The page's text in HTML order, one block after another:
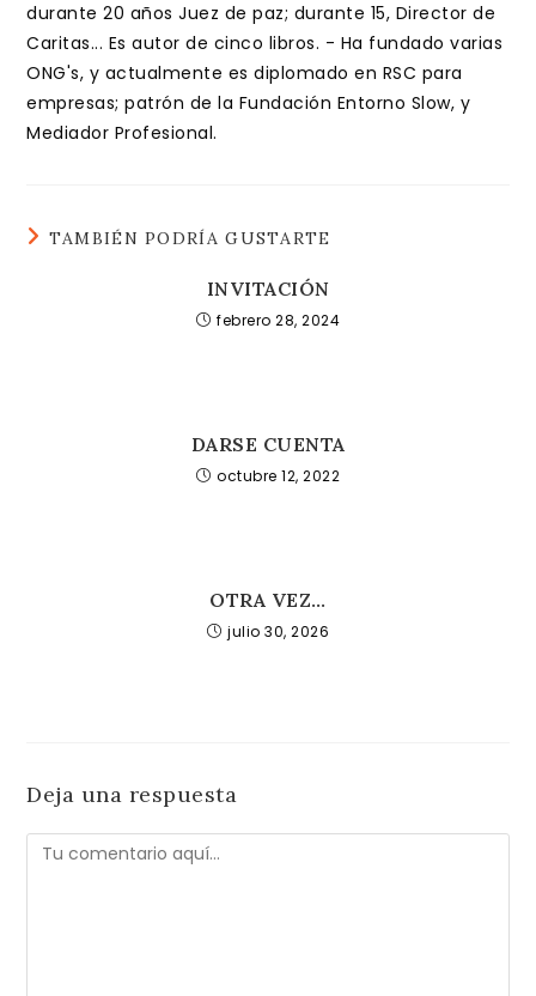
durante 20 años Juez de paz; durante 15, Director de
Caritas... Es autor de cinco libros. - Ha fundado varias
ONG's, y actualmente es diplomado en RSC para
empresas; patrón de la Fundación Entorno Slow, y
Mediador Profesional.
TAMBIÉN PODRÍA GUSTARTE
INVITACIÓN
febrero 28, 2024
DARSE CUENTA
octubre 12, 2022
OTRA VEZ…
julio 30, 2026
Deja una respuesta
Comentario